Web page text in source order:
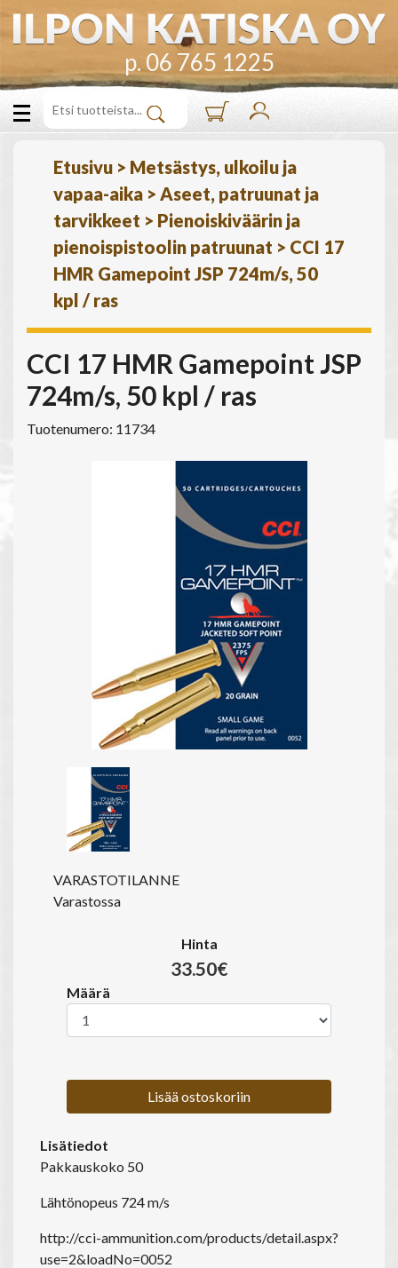
p. 06 765 1225
Etusivu > Metsästys, ulkoilu ja
vapaa-aika > Aseet, patruunat ja
tarvikkeet > Pienoiskiväärin ja
pienoispistoolin patruunat > CCI 17
HMR Gamepoint JSP 724m/s, 50
kpl / ras
CCI 17 HMR Gamepoint JSP
724m/s, 50 kpl / ras
Tuotenumero: 11734
VARASTOTILANNE
Varastossa
Hinta
33.50€
Määrä
Lisää ostoskoriin
Lisätiedot
Pakkauskoko 50
Lähtönopeus 724 m/s
http://cci-ammunition.com/products/detail.aspx?
use=2&loadNo=0052